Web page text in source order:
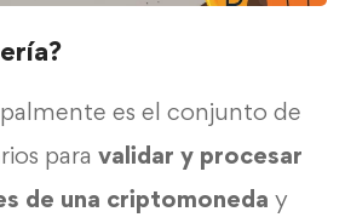
es el conjunto de
para validar y procesar
de una criptomoneda y